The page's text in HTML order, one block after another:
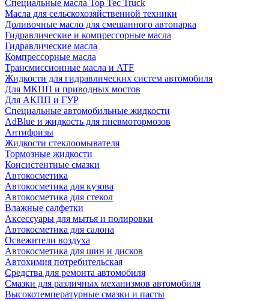
Специальные масла Top Tec Truck
Масла для сельскохозяйственной техники
Доливочные масло для смешанного автопарка
Гидравлические и компрессорные масла
Гидравлические масла
Компрессорные масла
Трансмиссионные масла и ATF
Жидкости для гидравлических систем автомобиля
Для МКПП и приводных мостов
Для АКПП и ГУР
Специальные автомобильные жидкости
AdBlue и жидкость для пневмотормозов
Антифризы
Жидкости стеклоомывателя
Тормозные жидкости
Консистентные смазки
Автокосметика
Автокосметика для кузова
Автокосметика для стекол
Влажные салфетки
Аксессуары для мытья и полировки
Автокосметика для салона
Освежители воздуха
Автокосметика для шин и дисков
Автохимия потребительская
Средства для ремонта автомобиля
Смазки для различных механизмов автомобиля
Высокотемпературные смазки и пасты